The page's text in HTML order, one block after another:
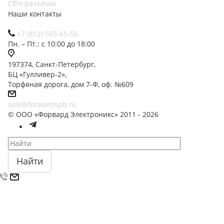
СВЧ-разъёмы
Наши контакты
+7 (812) 565-65-56
Пн. – Пт.: с 10:00 до 18:00
197374, Санкт-Петербург,
БЦ «Гулливер-2»,
Торфяная дорога, дом 7-Ф, оф. №609
sale@forwardspb.ru
© ООО «Форвард Электроникс» 2011 - 2026
Найти